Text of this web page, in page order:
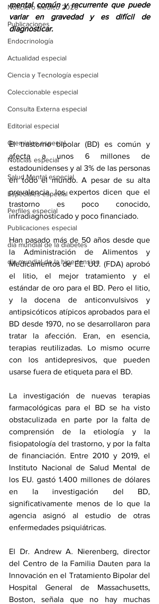
Noticiero Médico 2020
Publicaciones
Endocrinología
Actualidad especial
Ciencia y Tecnología especial
Coleccionable especial
Consulta Externa especial
Editorial especial
Gremiales especial
Noticias especial
Salud Mental especial
Especiales especial
Perfiles especial
Publicaciones especial
dia mundial de la diabetes
dia mundial de la hipertension
mental común y recurrente que puede
variar en gravedad y es difícil de
diagnosticar.
El trastorno bipolar (BD) es común y
afecta a unos 6 millones de
estadounidenses y al 3% de las personas
en todo el mundo. A pesar de su alta
prevalencia, los expertos dicen que el
trastorno es poco conocido,
infradiagnosticado y poco financiado.
Han pasado más de 50 años desde que
la Administración de Alimentos y
Medicamentos de EE. UU. (FDA) aprobó
el litio, el mejor tratamiento y el
estándar de oro para el BD. Pero el litio,
y la docena de anticonvulsivos y
antipsicóticos atípicos aprobados para el
BD desde 1970, no se desarrollaron para
tratar la afección. Eran, en esencia,
terapias reutilizadas. Lo mismo ocurre
con los antidepresivos, que pueden
usarse fuera de etiqueta para el BD.
La investigación de nuevas terapias
farmacológicas para el BD se ha visto
obstaculizada en parte por la falta de
comprensión de la etiología y la
fisiopatología del trastorno, y por la falta
de financiación. Entre 2010 y 2019, el
Instituto Nacional de Salud Mental de
los EU. gastó 1.400 millones de dólares
en la investigación del BD,
significativamente menos de lo que la
agencia asignó al estudio de otras
enfermedades psiquiátricas.
El Dr. Andrew A. Nierenberg, director
del Centro de la Familia Dauten para la
Innovación en el Tratamiento Bipolar del
Hospital General de Massachusetts,
Boston, señala que no hay muchas